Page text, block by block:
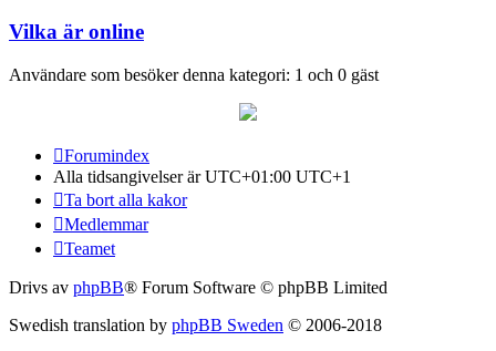
Vilka är online
Användare som besöker denna kategori: 1 och 0 gäst
Forumindex
Alla tidsangivelser är UTC+01:00 UTC+1
Ta bort alla kakor
Medlemmar
Teamet
Drivs av phpBB® Forum Software © phpBB Limited
Swedish translation by phpBB Sweden © 2006-2018